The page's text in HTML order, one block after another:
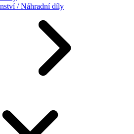
/ Náhradní díly